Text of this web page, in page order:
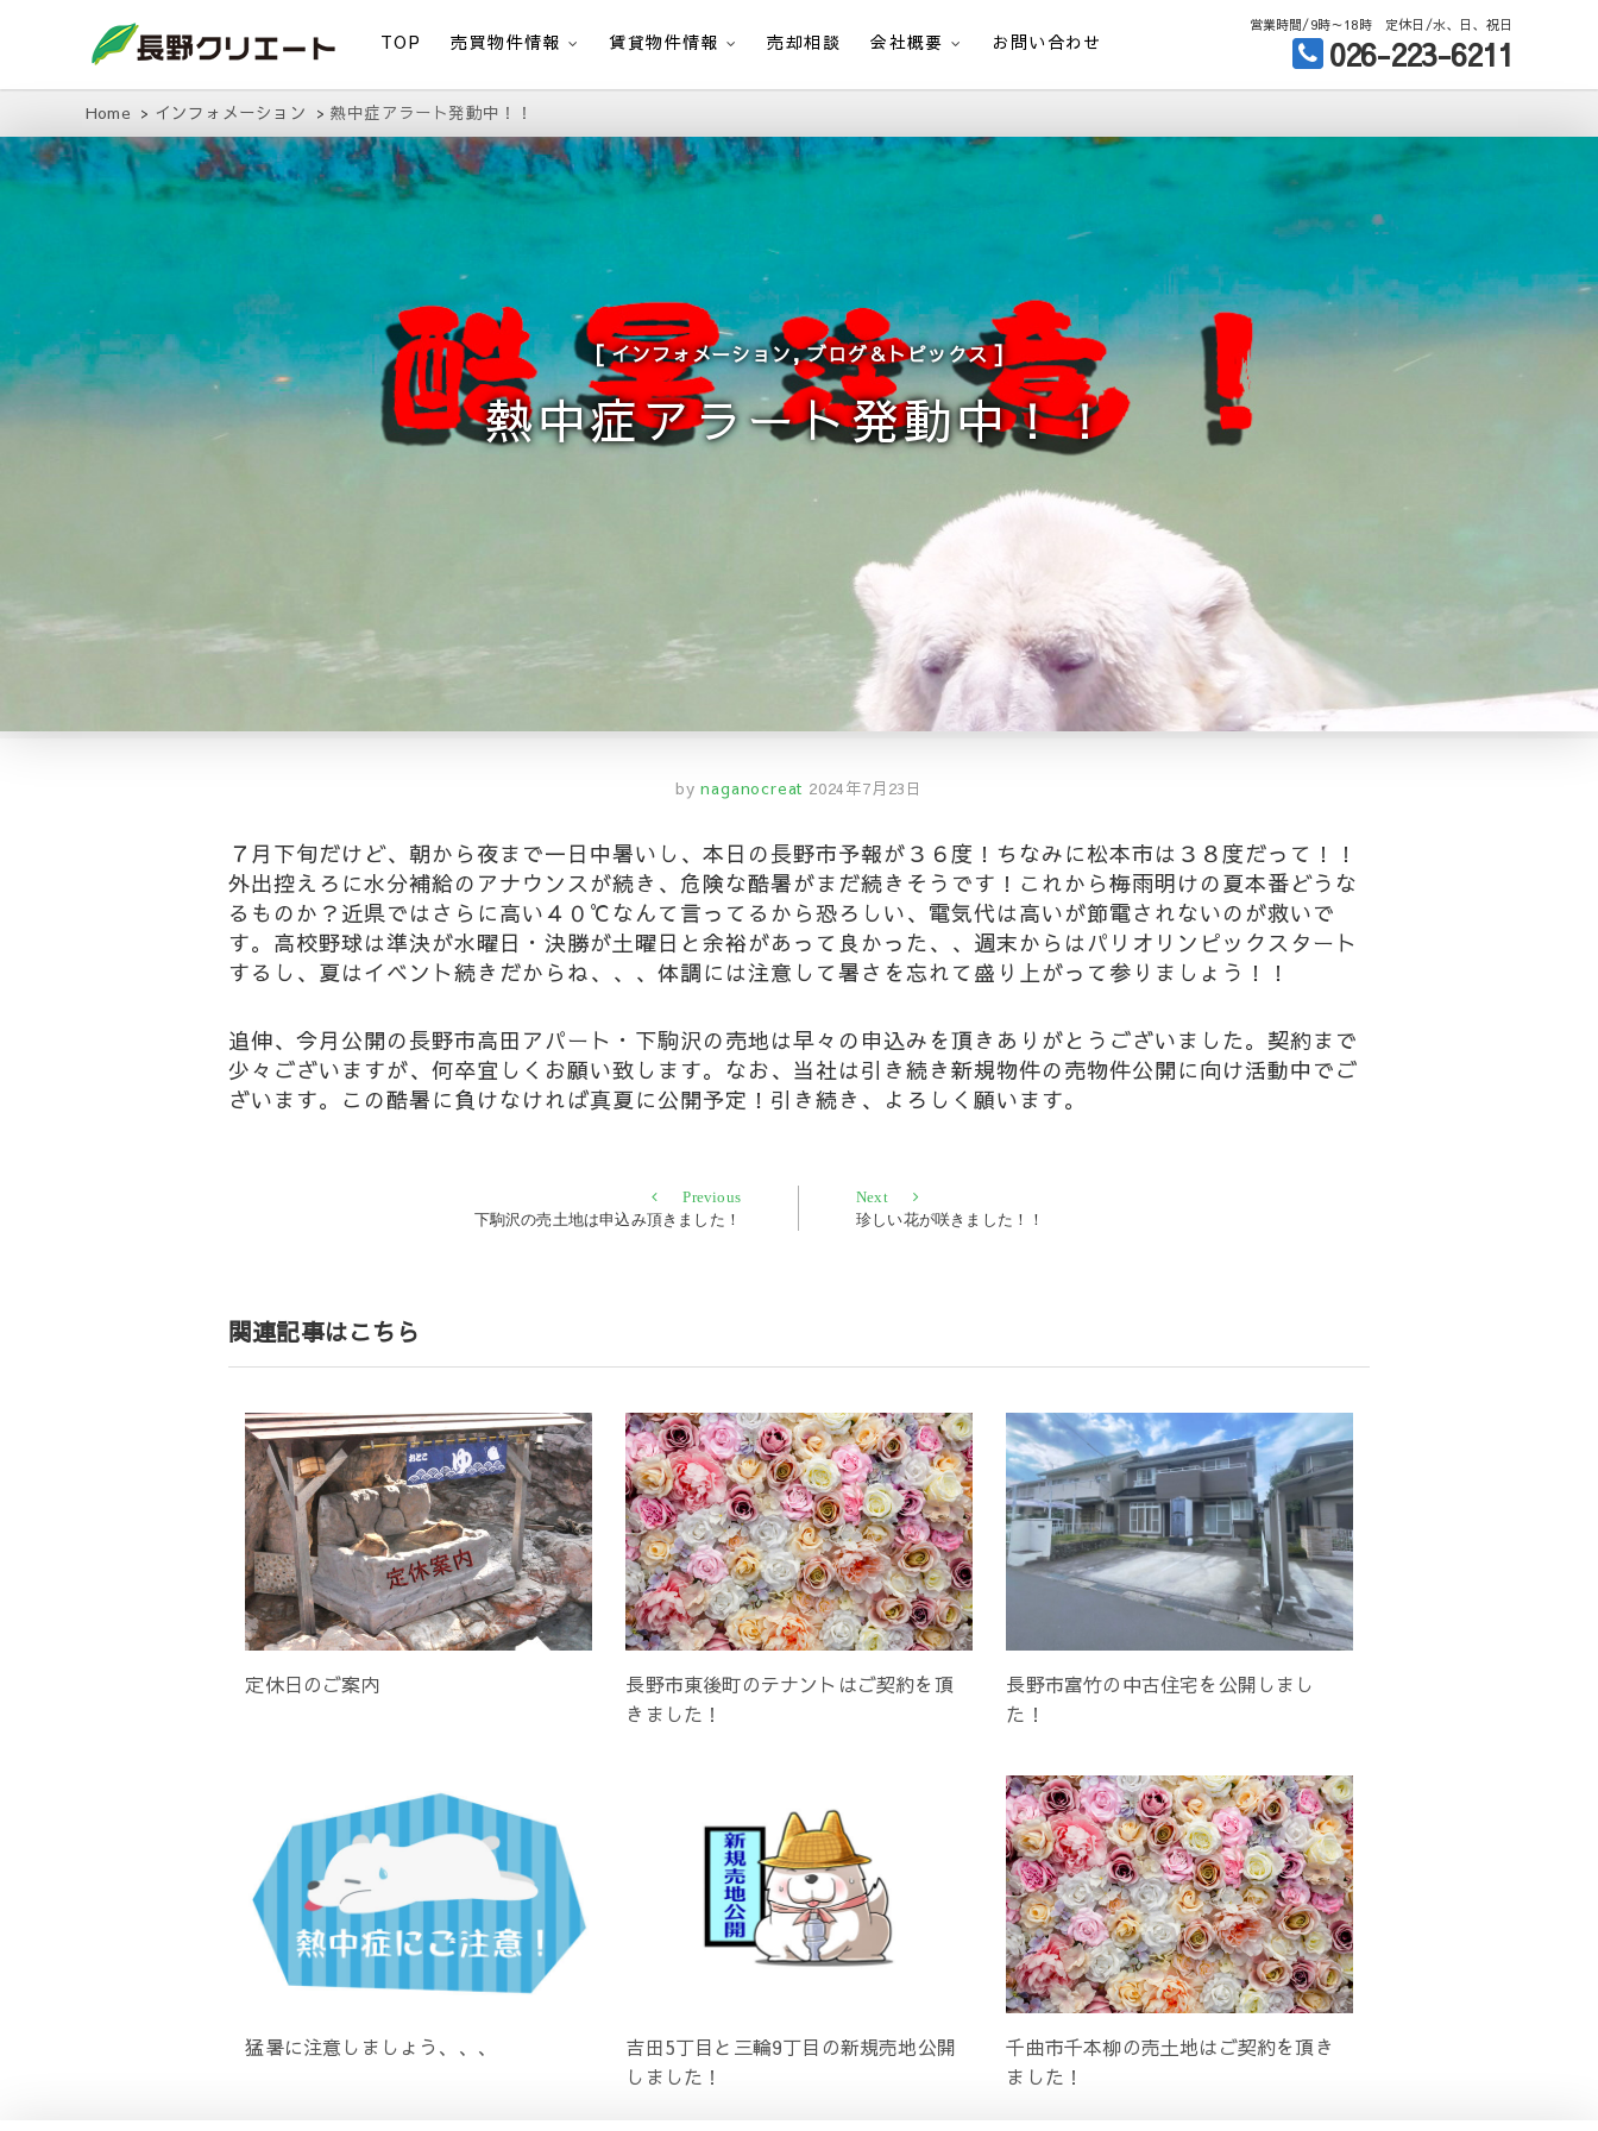
長野クリエート
TOP 売買物件情報 賃貸物件情報 売却相談 会社概要 お問い合わせ
営業時間/9時～18時 定休日/水、日、祝日
026-223-6211
Home インフォメーション 熱中症アラート発動中！！
インフォメーション,ブログ＆トピックス
熱中症アラート発動中！！
by naganocreat 2024年7月23日
７月下旬だけど、朝から夜まで一日中暑いし、本日の長野市予報が３６度！ちなみに松本市は３８度だって！！
外出控えろに水分補給のアナウンスが続き、危険な酷暑がまだ続きそうです！これから梅雨明けの夏本番どうな
るものか？近県ではさらに高い４０℃なんて言ってるから恐ろしい、電気代は高いが節電されないのが救いで
す。高校野球は準決が水曜日・決勝が土曜日と余裕があって良かった、、週末からはパリオリンピックスタート
するし、夏はイベント続きだからね、、、体調には注意して暑さを忘れて盛り上がって参りましょう！！
追伸、今月公開の長野市高田アパート・下駒沢の売地は早々の申込みを頂きありがとうございました。契約まで
少々ございますが、何卒宜しくお願い致します。なお、当社は引き続き新規物件の売物件公開に向け活動中でご
ざいます。この酷暑に負けなければ真夏に公開予定！引き続き、よろしく願います。
ゲ
ー
シ
ョ
ン
PreviousPrevious
下駒沢の売土地は申込み頂きました！
Next
post:
珍しい花が咲きました！！
関連記事はこちら
定休日のご案内
長野市東後町のテナントはご契約を頂
きました！
長野市富竹の中古住宅を公開しまし
た！
猛暑に注意しましょう、、、
吉田5丁目と三輪9丁目の新規売地公開
しました！
千曲市千本柳の売土地はご契約を頂き
ました！